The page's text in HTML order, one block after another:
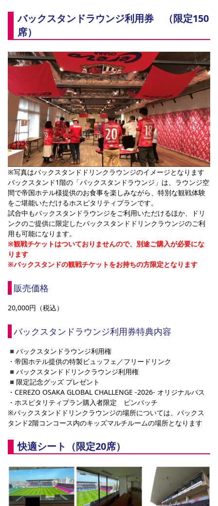
バックスタンドラウンジ利用券　（限定150
席）
※写真はバックスタンドドリンクラウンジのイメージとなります
バックスタンド1階の「バックスタンドラウンジ」は、ラウンジ空
間で帝国ホテル様提供のお食事を楽しみながら、特別な観戦体験
をご堪能いただけるホスピタリティプランです。
試合中もバックスタンドラウンジをご利用いただけるほか、ドリ
ンクのご提供に限定したバックスタンドドリンクラウンジのご利
用も可能になります。
※観戦チケットはついておりませんので、別途ご購入が必要にな
ります
※バックスタンドの観戦チケットをお持ちの方限定となります
販売価格
20,000円（税込）
バックスタンドラウンジ利用券特典内容
◾️バックスタンドラウンジ利用権
・帝国ホテル提供の特製ビュッフェ／フリードリンク
◾️バックスタンドドリンクラウンジ利用権
◾️限定記念グッズ プレゼント
・CEREZO OSAKA GLOBAL CHALLENGE -2026- オリジナルパス
・ホスピタリティプラン購入者限定　ピンバッチ
※バックスタンドドリンクラウンジの場所については、バックス
タンド2階コンコース内のキッズマルチルームの場所となります
快適シート（限定20席）